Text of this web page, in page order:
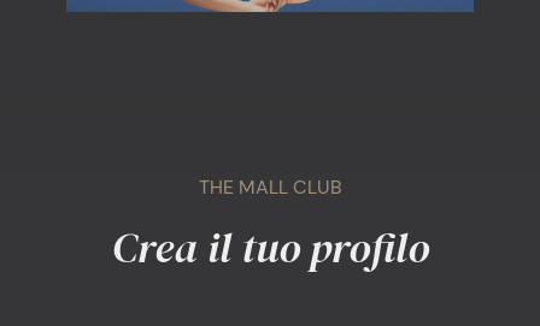
THE MALL CLUB
Crea il tuo profilo